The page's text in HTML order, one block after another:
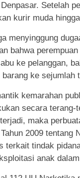
Setelah
kurir muda
menyinggung
bahwa
ke pelanggan,
ke sejumlah
kemarahan
secara
maka
2009
terkait tindak
anak